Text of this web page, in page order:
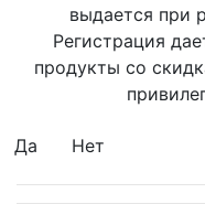
выдается при
Регистрация
продукты со
Да Нет